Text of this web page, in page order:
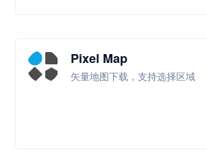
Pixel Map
矢量地图下载，支持选择区域